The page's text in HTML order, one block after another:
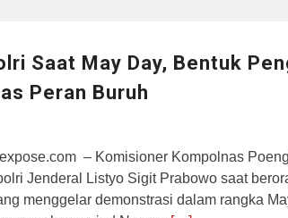
Saat May Day, Bentuk
Peran Buruh
– Komisioner Kompolnas
Jenderal Listyo Sigit Prabowo saat
menggelar demonstrasi dalam rangka